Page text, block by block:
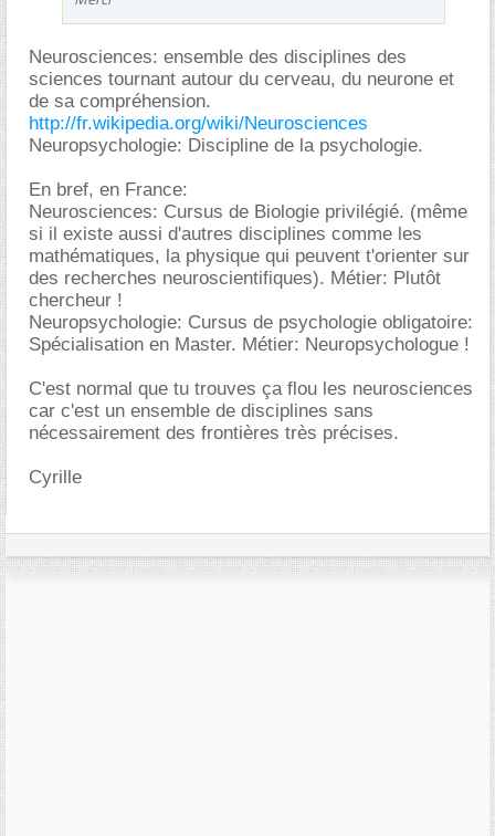
Neurosciences: ensemble des disciplines des
sciences tournant autour du cerveau, du neurone et
de sa compréhension.
http://fr.wikipedia.org/wiki/Neurosciences
Neuropsychologie: Discipline de la psychologie.
En bref, en France:
Neurosciences: Cursus de Biologie privilégié. (même
si il existe aussi d'autres disciplines comme les
mathématiques, la physique qui peuvent t'orienter sur
des recherches neuroscientifiques). Métier: Plutôt
chercheur !
Neuropsychologie: Cursus de psychologie obligatoire:
Spécialisation en Master. Métier: Neuropsychologue !
C'est normal que tu trouves ça flou les neurosciences
car c'est un ensemble de disciplines sans
nécessairement des frontières très précises.
Cyrille